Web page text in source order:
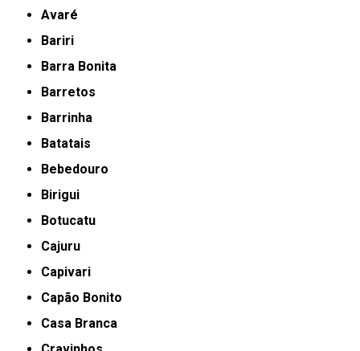
Avaré
Bariri
Barra Bonita
Barretos
Barrinha
Batatais
Bebedouro
Birigui
Botucatu
Cajuru
Capivari
Capão Bonito
Casa Branca